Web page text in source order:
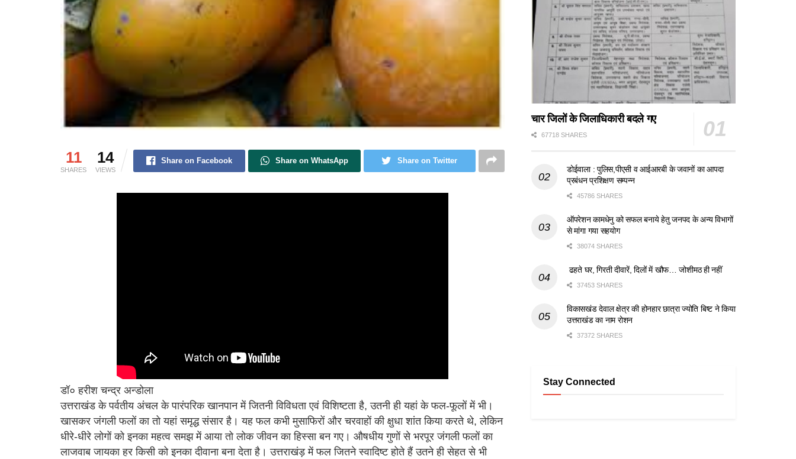
11
SHARES
14
VIEWS
Share on Facebook Share on WhatsApp Share on Twitter
डॉ० हरीश चन्द्र अन्डोला
उत्तराखंड के पर्वतीय अंचल के पारंपरिक खानपान में जितनी विविधता एवं विशिष्टता है, उतनी ही यहां के फल-फूलों में भी।
खासकर जंगली फलों का तो यहां समृद्ध संसार है। यह फल कभी मुसाफिरों और चरवाहों की क्षुधा शांत किया करते थे, लेकिन
धीरे-धीरे लोगों को इनका महत्व समझ में आया तो लोक जीवन का हिस्सा बन गए। औषधीय गुणों से भरपूर जंगली फलों का
लाजवाब जायका हर किसी को इनका दीवाना बना देता है। उत्तराखंड़ में फल जितने स्वादिष्ट होते हैं उतने ही सेहत से भी
चार जिलों के जिलाधिकारी बदले गए
67718 SHARES
डोईवाला : पुलिस,पीएसी व आईआरबी के जवानों का आपदा
प्रबंधन प्रशिक्षण सम्पन्न
45786 SHARES
ऑपरेशन कामधेनु को सफल बनाये हेतु जनपद के अन्य विभागों
से मांगा गया सहयोग
38074 SHARES
ढहते घर, गिरती दीवारें, दिलों में खौफ… जोशीमठ ही नहीं
37453 SHARES
विकासखंड देवाल क्षेत्र की होनहार छात्रा ज्योति बिष्ट ने किया
उत्तराखंड का नाम रोशन
37372 SHARES
Stay Connected